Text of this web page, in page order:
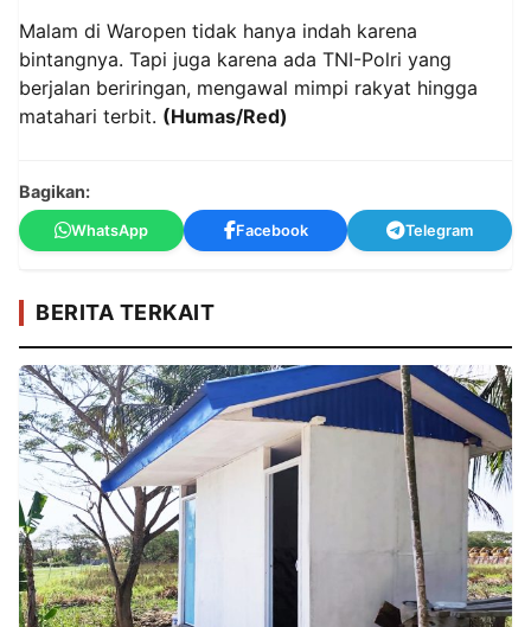
Malam di Waropen tidak hanya indah karena
bintangnya. Tapi juga karena ada TNI-Polri yang
berjalan beriringan, mengawal mimpi rakyat hingga
matahari terbit. (Humas/Red)
Bagikan:
WhatsApp Facebook Telegram
BERITA TERKAIT